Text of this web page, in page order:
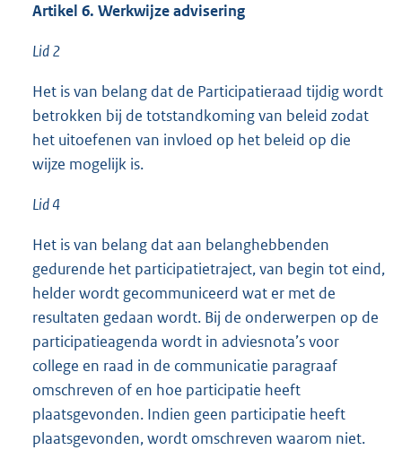
Artikel 6. Werkwijze advisering
Lid 2
Het is van belang dat de Participatieraad tijdig wordt
betrokken bij de totstandkoming van beleid zodat
het uitoefenen van invloed op het beleid op die
wijze mogelijk is.
Lid 4
Het is van belang dat aan belanghebbenden
gedurende het participatietraject, van begin tot eind,
helder wordt gecommuniceerd wat er met de
resultaten gedaan wordt. Bij de onderwerpen op de
participatieagenda wordt in adviesnota’s voor
college en raad in de communicatie paragraaf
omschreven of en hoe participatie heeft
plaatsgevonden. Indien geen participatie heeft
plaatsgevonden, wordt omschreven waarom niet.